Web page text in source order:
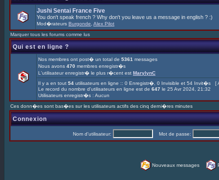
Jushi Sentai France Five
You don't speak french ? Why don't you leave us a message in english ? :)
Mod�rateurs Burgonde Alex Pilot
Marquer tous les forums comme lus
Qui est en ligne ?
Nos membres ont post� un total de 5361 messages
Nous avons 470 membres enregistr�s
L'utilisateur enregistr� le plus r�cent est MarylynC
Il y a en tout 54 utilisateurs en ligne :: 0 Enregistr�, 0 Invisible et 54 Invit�s [
Le record du nombre d'utilisateurs en ligne est de 647 le 25 Avr 2024, 21:32
Utilisateurs enregistr�s : Aucun
Ces donn�es sont bas�es sur les utilisateurs actifs des cinq derni�res minutes
Connexion
Nom d'utilisateur: Mot de passe:
Nouveaux messages